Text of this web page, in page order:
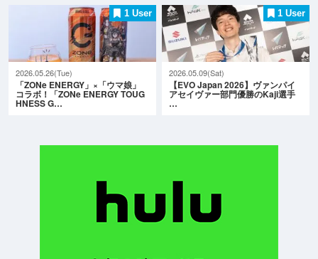
1 User
2026.05.26(Tue)
「ZONe ENERGY」×「ウマ娘」
コラボ！「ZONe ENERGY TOUG
HNESS G…
1 User
2026.05.09(Sat)
【EVO Japan 2026】ヴァンパイ
アセイヴァー部門優勝のKaji選手
…